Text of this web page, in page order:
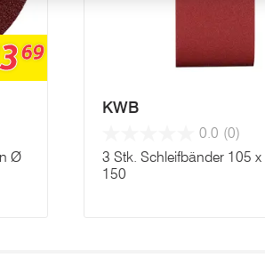
69
Ø
KWB
0.0 (0)
3 Stk. Schleifbänder 105
150